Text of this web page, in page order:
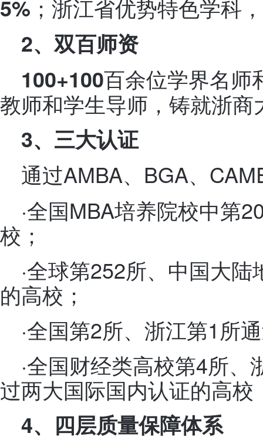
5% ；浙江省优势特色学科
2、双百师资
100+100百余位学界名师
教师和学生导师，铸就浙
3、三大认证
通过AMBA、BGA、
·全国MBA培养院校中第
校；
·全球第252所、中国大
的高校；
·全国第2所、浙江第1所
·全国财经类高校第4所
过两大国际国内认证的高校
4、四层质量保障体系